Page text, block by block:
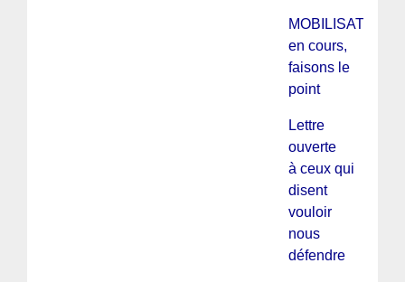
MOBILISATIONS
en cours,
faisons le
point
Lettre
ouverte
à ceux qui
disent
vouloir
nous
défendre